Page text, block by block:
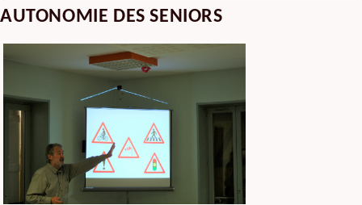
AUTONOMIE DES SENIORS